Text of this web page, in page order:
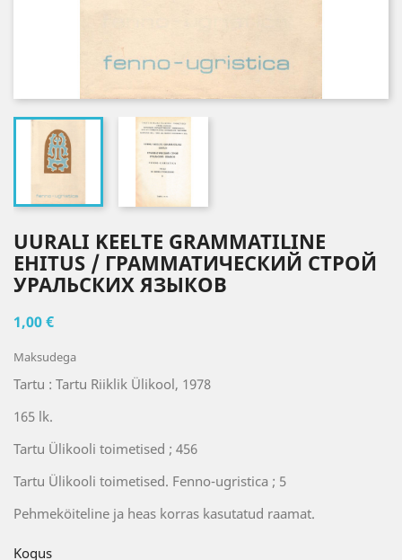
UURALI KEELTE GRAMMATILINE
EHITUS / ГРАММАТИЧЕСКИЙ СТРОЙ
УРАЛЬСКИХ ЯЗЫКОВ
1,00 €
Maksudega
Tartu : Tartu Riiklik Ülikool, 1978
165 lk.
Tartu Ülikooli toimetised ; 456
Tartu Ülikooli toimetised. Fenno-ugristica ; 5
Pehmeköiteline ja heas korras kasutatud raamat.
Kogus